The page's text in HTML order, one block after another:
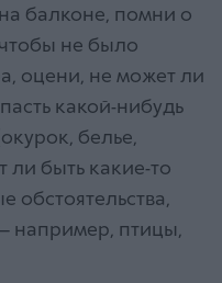
балконе, помни о
не было
оцени, не может ли
какой-нибудь
белье,
ли быть какие-то
обстоятельства,
например, птицы,